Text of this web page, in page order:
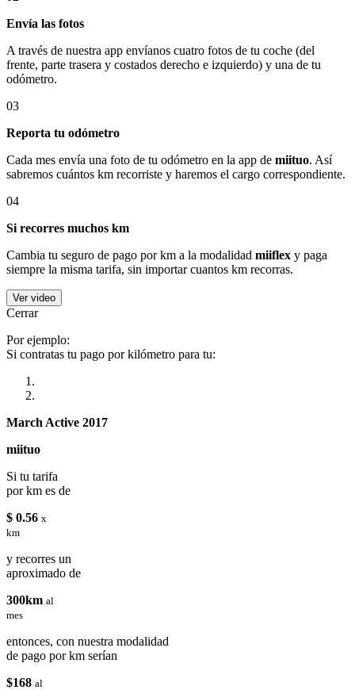
Envía las fotos
A través de nuestra app envíanos cuatro fotos de tu coche (del
frente, parte trasera y costados derecho e izquierdo) y una de tu
odómetro.
03
Reporta tu odómetro
Cada mes envía una foto de tu odómetro en la app de miituo. Así
sabremos cuántos km recorriste y haremos el cargo correspondiente.
04
Si recorres muchos km
Cambia tu seguro de pago por km a la modalidad miiflex y paga
siempre la misma tarifa, sin importar cuantos km recorras.
Ver video
Cerrar
Por ejemplo:
Si contratas tu pago por kilómetro para tu:
March Active 2017
miituo
Si tu tarifa
por km es de
$ 0.56 x
km
y recorres un
aproximado de
300km al
mes
entonces, con nuestra modalidad
de pago por km serían
$168 al